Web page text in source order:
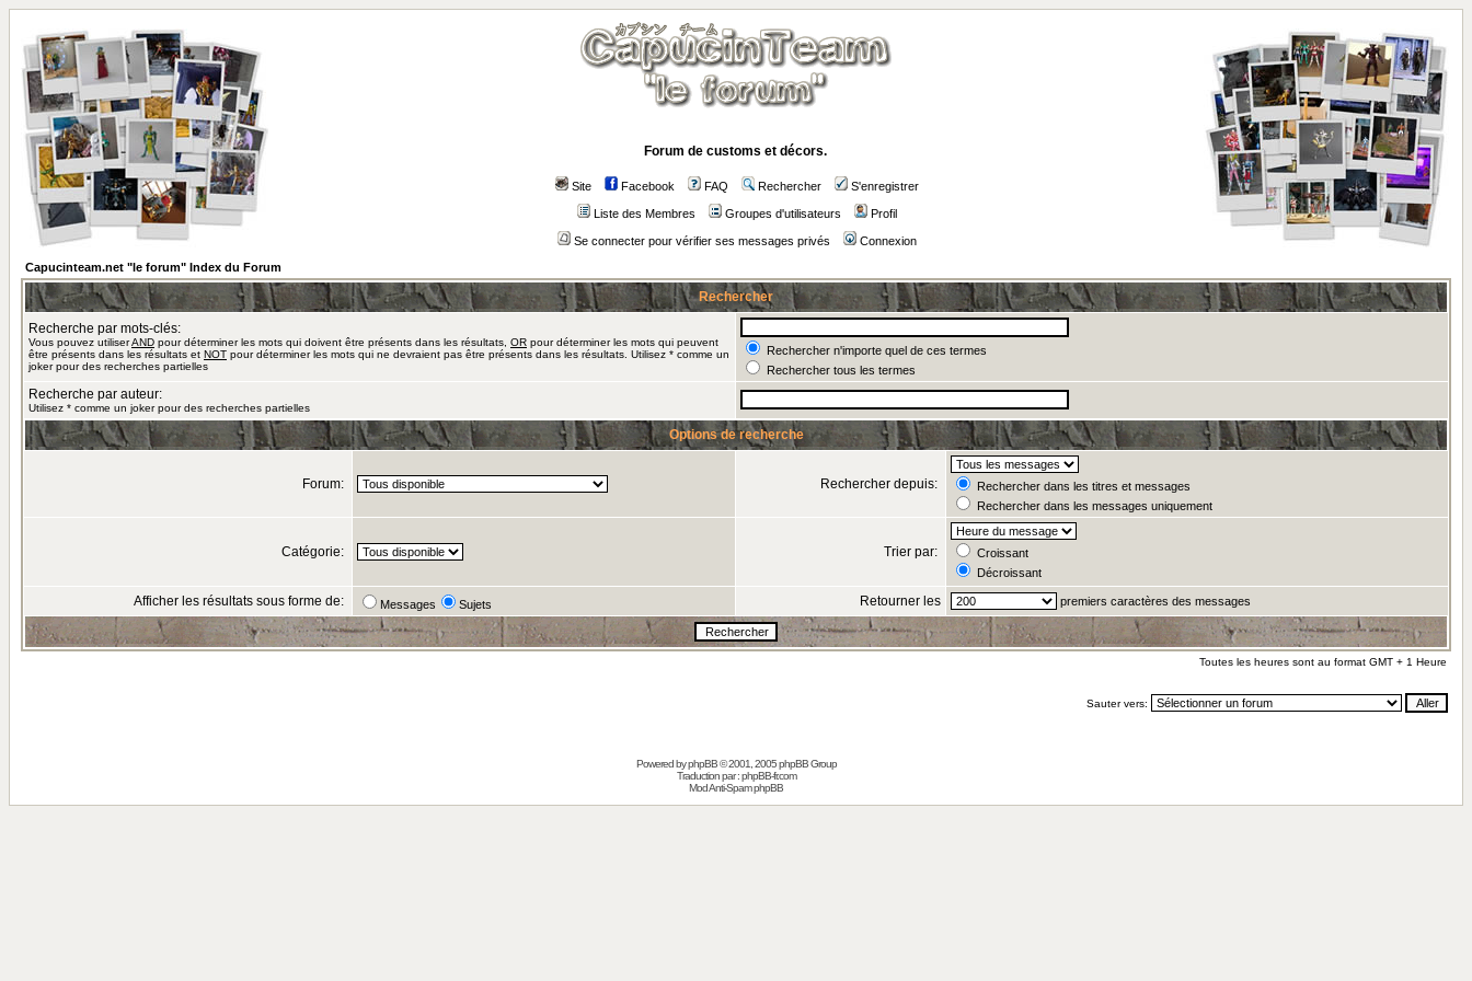
Forum de customs et décors.
Site Facebook FAQ Rechercher S'enregistrer
Liste des Membres Groupes d'utilisateurs Profil
Se connecter pour vérifier ses messages privés
Connexion
Capucinteam.net "le forum" Index du Forum
Rechercher
Recherche par mots-clés:
Vous pouvez utiliserAND pour déterminer les mots qui doivent être présents dans les résultats, OR pour déterminer les mots qui peuvent
être présents dans les résultats et NOT pour déterminer les mots qui ne devraient pas être présents dans les résultats. Utilisez * comme un
joker pour des recherches partielles
Rechercher n'importe quel de ces termes
Rechercher tous les termes
Recherche par auteur:
Utilisez * comme un joker pour des recherches partielles
Options de recherche
Forum: Rechercher depuis:
Rechercher dans les titres et messages
Rechercher dans les messages uniquement
Catégorie: Trier par:
Croissant
Décroissant
Afficher les résultats sous forme de: Messages Sujets Retourner les premiers caractères des messages
Toutes les heures sont au format GMT + 1 Heure
Sauter vers:
Powered byphpBB© 2001, 2005 phpBB Group
Traduction par :phpBB-fr.com
Mod Anti-Spam phpBB